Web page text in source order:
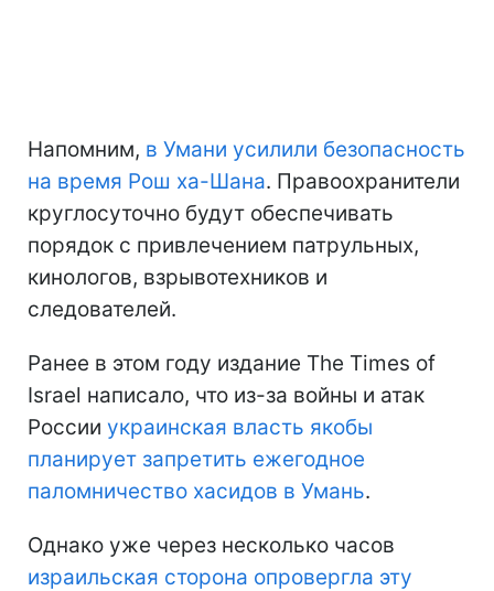
Напомним, в Умани усилили безопасность
на время Рош ха-Шана. Правоохранители
круглосуточно будут обеспечивать
порядок с привлечением патрульных,
кинологов, взрывотехников и
следователей.
Ранее в этом году издание The Times of
Israel написало, что из-за войны и атак
России украинская власть якобы
планирует запретить ежегодное
паломничество хасидов в Умань.
Однако уже через несколько часов
израильская сторона опровергла эту